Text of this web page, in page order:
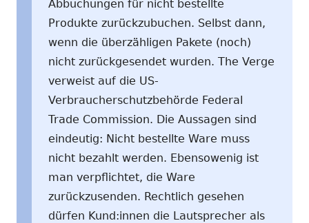
Abbuchungen für nicht bestellte
Produkte zurückzubuchen. Selbst dann,
wenn die überzähligen Pakete (noch)
nicht zurückgesendet wurden. The Verge
verweist auf die US-
Verbraucherschutzbehörde Federal
Trade Commission. Die Aussagen sind
eindeutig: Nicht bestellte Ware muss
nicht bezahlt werden. Ebensowenig ist
man verpflichtet, die Ware
zurückzusenden. Rechtlich gesehen
dürfen Kund:innen die Lautsprecher als